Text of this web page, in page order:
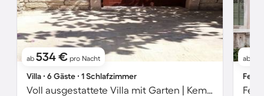
ab 534 € pro Nacht
Villa ∙ 6 Gäste ∙ 1 Schlafzimmer
Voll ausgestattete Villa mit Garten | Kemeraltı in der Nähe | Ideal für Homeoffice
ab